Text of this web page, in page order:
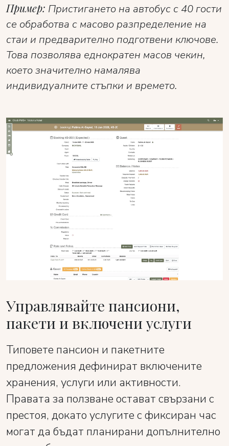
Пример: Пристигането на автобус с 40 гости
се обработва с масово разпределение на
стаи и предварително подготвени ключове.
Това позволява еднократен масов чекин,
което значително намалява
индивидуалните стъпки и времето.
Управлявайте пансиони,
пакети и включени услуги
Типовете пансион и пакетните
предложения дефинират включените
хранения, услуги или активности.
Правата за ползване остават свързани с
престоя, докато услугите с фиксиран час
могат да бъдат планирани допълнително